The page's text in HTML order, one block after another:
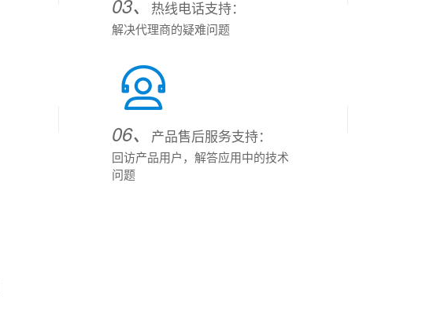
热线电话支持：
解决代理商的疑难问题
06、 产品售后服务支持：
回访产品用户，解答应用中的技术
问题